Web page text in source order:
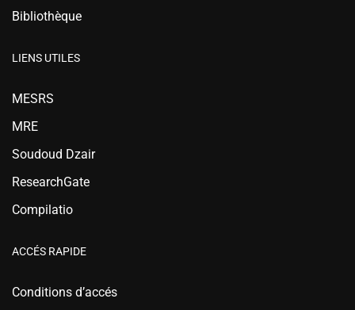
Bibliothèque
LIENS UTILES
MESRS
MRE
Soudoud Dzair
ResearchGate
Compilatio
ACCÉS RAPIDE
Conditions d’accés